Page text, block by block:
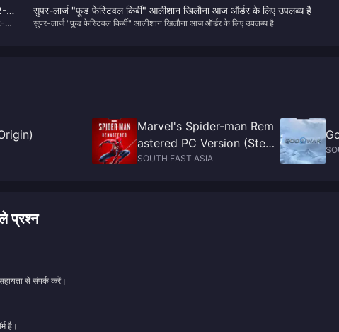
सुपर-लार्ज "फूड फेस्टिवल किर्बी" आलीशान खिलौना आज ऑर्डर के लिए उपलब्ध है
सुपर-लार्ज "फूड फेस्टिवल किर्बी" आलीशान खिलौना आज ऑर्डर के लिए उपलब्ध है
Marvel's Spider-man Rem
astered PC Version (Stea
m)
SOUTH EAST ASIA
प्रश्न
से संपर्क करें।
है।